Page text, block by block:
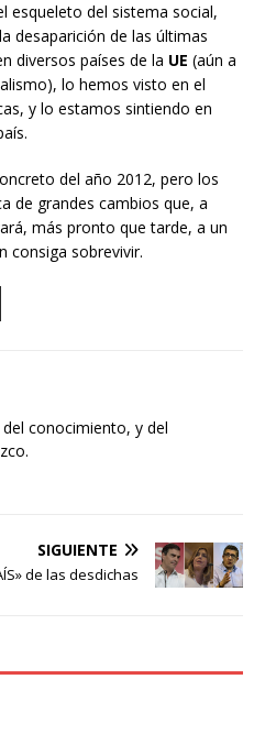
esqueleto del sistema social,
desaparición de las últimas
diversos países de la UE (aún a
lo hemos visto en el
y lo estamos sintiendo en
del año 2012, pero los
de grandes cambios que, a
más pronto que tarde, a un
consiga sobrevivir.
conocimiento, y del
SIGUIENTE
de las desdichas